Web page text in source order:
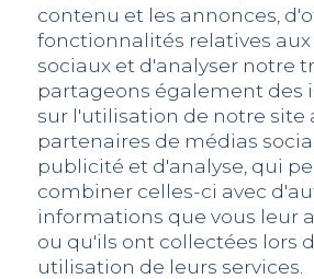
contenu et les annonces,
fonctionnalités relatives
sociaux et d'analyser notre
partageons également des
sur l'utilisation de notre site
partenaires de médias
publicité et d'analyse, qui
combiner celles-ci avec
informations que vous leur
ou qu'ils ont collectées lors
utilisation de leurs services.